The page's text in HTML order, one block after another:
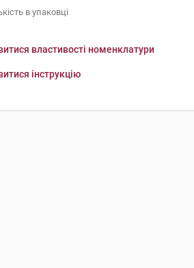
в упаковці
властивості номенклатури
інструкцію